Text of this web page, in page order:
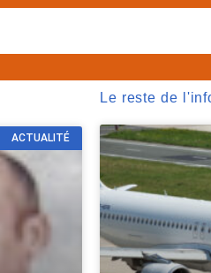
ACTUALITÉ
Le reste de